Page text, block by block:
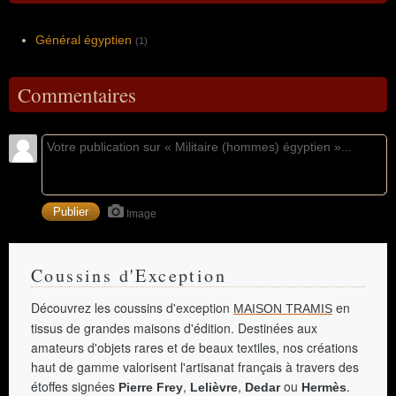
Général égyptien (1)
Commentaires
Image
Coussins d'Exception
Découvrez les coussins d'exception MAISON TRAMIS en
tissus de grandes maisons d'édition. Destinées aux
amateurs d'objets rares et de beaux textiles, nos créations
haut de gamme valorisent l'artisanat français à travers des
étoffes signées Pierre Frey, Lelièvre, Dedarou Hermès.